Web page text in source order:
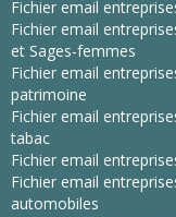
Fichier email
Fichier email
et Sages-femmes
Fichier email
patrimoine
Fichier email
tabac
Fichier email
Fichier email
automobiles